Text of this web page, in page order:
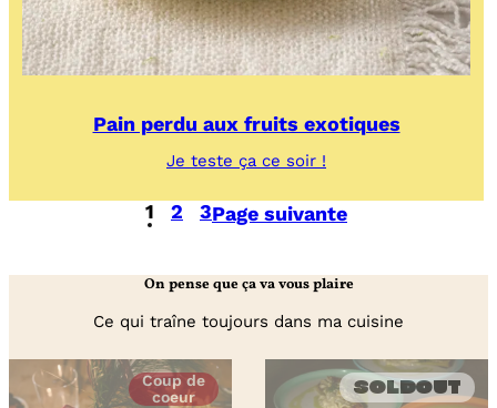
Pain perdu aux fruits exotiques
Je teste ça ce soir !
perdu
aux
1 2 3Page suivante
On pense que ça va vous plaire
Ce qui traîne toujours dans ma cuisine
Coup de
coeur
Soldout